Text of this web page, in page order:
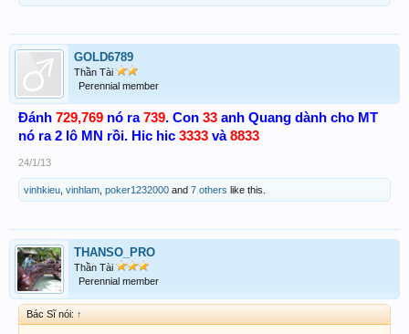
GOLD6789
Thần Tài
Perennial member
Đánh 729,769 nó ra739. Con 33 anh Quang dành cho MT
nó ra 2 lô MN rồi. Hic hic 3333 và8833
24/1/13
vinhkieu vinhlam poker1232000 and 7 others like this.
THANSO_PRO
Thần Tài
Perennial member
Bác Sĩ nói: ↑